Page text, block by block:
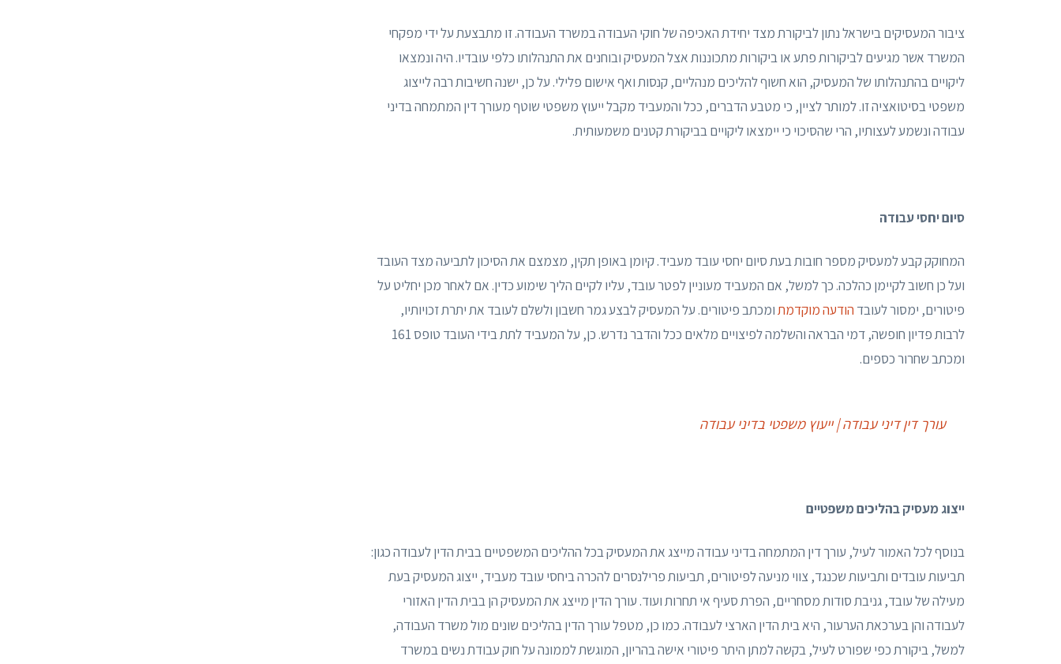
ציבור המעסיקים בישראל נתון לביקורת מצד יחידת האכיפה של חוקי העבודה במשרד העבודה. זו מתבצעת על ידי מפקחי
המשרד אשר מגיעים לביקורות פתע או ביקורות מתכוננות אצל המעסיק ובוחנים את התנהלותו כלפי עובדיו. היה ונמצאו
ליקויים בהתנהלותו של המעסיק, הוא חשוף להליכים מנהליים, קנסות ואף אישום פלילי. על כן, ישנה חשיבות רבה לייצוג
משפטי בסיטואציה זו. למותר לציין, כי מטבע הדברים, ככל והמעביד מקבל ייעוץ משפטי שוטף מעורך דין המתמחה בדיני
עבודה ונשמע לעצותיו, הרי שהסיכוי כי יימצאו ליקויים בביקורת קטנים משמעותית.
סיום יחסי עבודה
המחוקק קבע למעסיק מספר חובות בעת סיום יחסי עובד מעביד. קיומן באופן תקין, מצמצם את הסיכון לתביעה מצד העובד
ועל כן חשוב לקיימן כהלכה. כך למשל, אם המעביד מעוניין לפטר עובד, עליו לקיים הליך שימוע כדין. אם לאחר מכן יחליט על
פיטורים, ימסור לעובד הודעה מוקדמתומכתב פיטורים. על המעסיק לבצע גמר חשבון ולשלם לעובד את יתרת זכויותיו,
לרבות פדיון חופשה, דמי הבראה והשלמה לפיצויים מלאים ככל והדבר נדרש. כן, על המעביד לתת בידי העובד טופס 161
ומכתב שחרור כספים.
עורך דין דיני עבודה | ייעוץ משפטי בדיני עבודה
ייצוג מעסיק בהליכים משפטיים
בנוסף לכל האמור לעיל, עורך דין המתמחה בדיני עבודה מייצג את המעסיק בכל ההליכים המשפטיים בבית הדין לעבודה כגון:
תביעות עובדים ותביעות שכנגד, צווי מניעה לפיטורים, תביעות פרילנסרים להכרה ביחסי עובד מעביד, ייצוג המעסיק בעת
מעילה של עובד, גניבת סודות מסחריים, הפרת סעיף אי תחרות ועוד. עורך הדין מייצג את המעסיק הן בבית הדין האזורי
לעבודה והן בערכאת הערעור, היא בית הדין הארצי לעבודה. כמו כן, מטפל עורך הדין בהליכים שונים מול משרד העבודה,
למשל, ביקורת כפי שפורט לעיל, בקשה למתן היתר פיטורי אישה בהריון, המוגשת לממונה על חוק עבודת נשים במשרד